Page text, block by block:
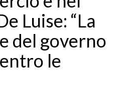
Luise: “La
del governo
le